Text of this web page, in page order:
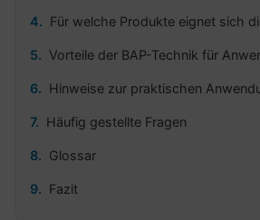
Für welche Produkte eignet sich
Vorteile der BAP-Technik für
Hinweise zur praktischen
Häufig gestellte Fragen
Glossar
Fazit